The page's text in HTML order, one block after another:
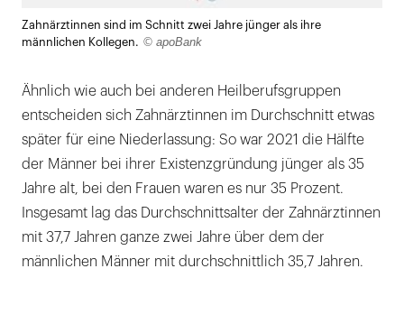
Zahnärztinnen sind im Schnitt zwei Jahre jünger als ihre
männlichen Kollegen. © apoBank
Ähnlich wie auch bei anderen Heilberufsgruppen
entscheiden sich Zahnärztinnen im Durchschnitt etwas
später für eine Niederlassung: So war 2021 die Hälfte
der Männer bei ihrer Existenzgründung jünger als 35
Jahre alt, bei den Frauen waren es nur 35 Prozent.
Insgesamt lag das Durchschnittsalter der Zahnärztinnen
mit 37,7 Jahren ganze zwei Jahre über dem der
männlichen Männer mit durchschnittlich 35,7 Jahren.